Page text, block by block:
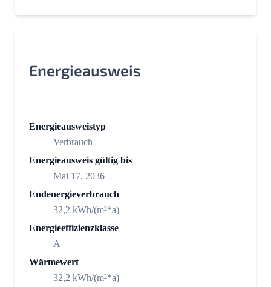
Energieausweis
Energieausweistyp
Verbrauch
Energieausweis gültig bis
Mai 17, 2036
Endenergieverbrauch
32,2 kWh/(m²*a)
Energieeffizienzklasse
A
Wärmewert
32,2 kWh/(m²*a)